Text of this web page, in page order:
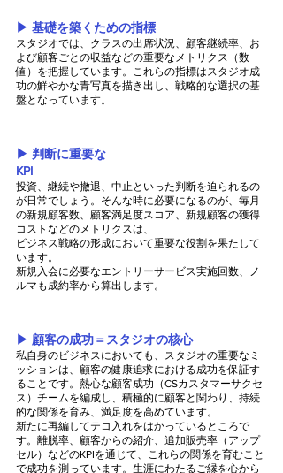
▶︎ 基礎を築くための指標
スタジオでは、クラスの出席状況、顧客継続率、お
よび顧客ごとの収益などの重要なメトリクス（数
値）を把握しています。これらの指標はスタジオ成
功の鮮やかな青写真を描き出し、戦略的な選択の基
盤となっています。
▶︎ 判断に重要な
KPI
投資、継続や撤退、中止といった判断を迫られるの
が日常でしょう。そんな時に必要になるのが、毎月
の新規顧客数、顧客満足度スコア、新規顧客の獲得
コストなどのメトリクスは、
ビジネス戦略の形成において重要な役割を果たして
います。
新規入会に必要なエントリーサービス実施回数、ノ
ルマも成約率から算出します。
▶︎ 顧客の成功＝スタジオの核心
私自身のビジネスにおいても、スタジオの重要なミ
ッションは、顧客の健康追求における成功を保証す
ることです。熱心な顧客成功（CSカスタマーサクセ
ス）チームを編成し、積極的に顧客と関わり、持続
的な関係を育み、満足度を高めています。
新たに再編してテコ入れをはかっているところで
す。離脱率、顧客からの紹介、追加販売率（アップ
セル）などのKPIを通じて、これらの関係を育むこと
で成功を測っています。生涯にわたるご縁を心から